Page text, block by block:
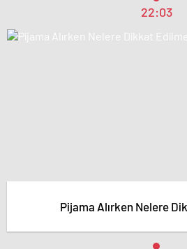
22:03
Pijama Alırken Nelere